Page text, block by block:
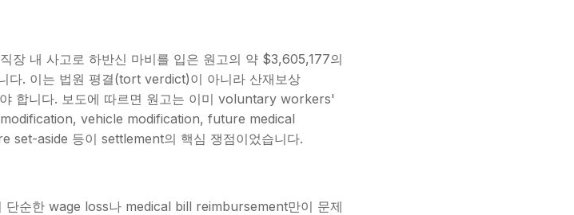
내 사고로 하반신 마비를 입은 원고의 약 $3,605,177의
. 이는 법원 평결(tort verdict)이 아니라 산재보상
합니다. 보도에 따르면 원고는 이미 voluntary workers'
vehicle modification, future medical
aside 등이 settlement의 핵심 쟁점이었습니다.
단순한 wage loss나 medical bill reimbursement만이 문제